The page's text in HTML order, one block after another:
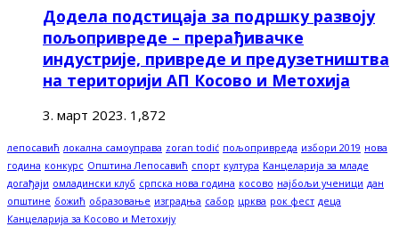
Додела подстицаја за подршку развоју
пољопривреде – прерађивачке
индустрије, привреде и предузетништва
на територији АП Косово и Метохија
3. март 2023. 1,872
лепосавић локална самоуправа zoran todić пољопривреда избори 2019 нова
година конкурс Општина Лепосавић спорт култура Канцеларија за младе
догађаји омладински клуб српска нова година косово најбољи ученици дан
општине божић образовање изградња сабор црква рок фест деца
Канцеларија за Косово и Метохију